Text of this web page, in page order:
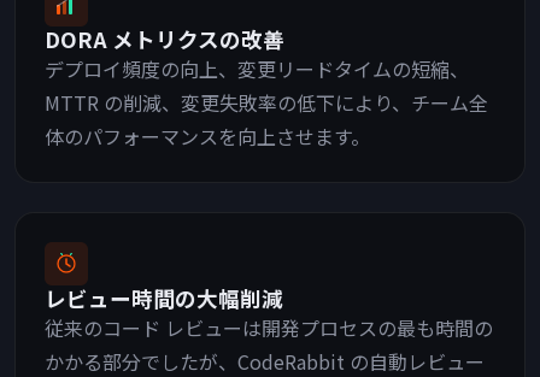
DORA メトリクスの改善
デプロイ頻度の向上、変更リードタイムの短縮、
MTTR の削減、変更失敗率の低下により、チーム全
体のパフォーマンスを向上させます。
レビュー時間の大幅削減
従来のコード レビューは開発プロセスの最も時間の
かかる部分でしたが、CodeRabbit の自動レビュー